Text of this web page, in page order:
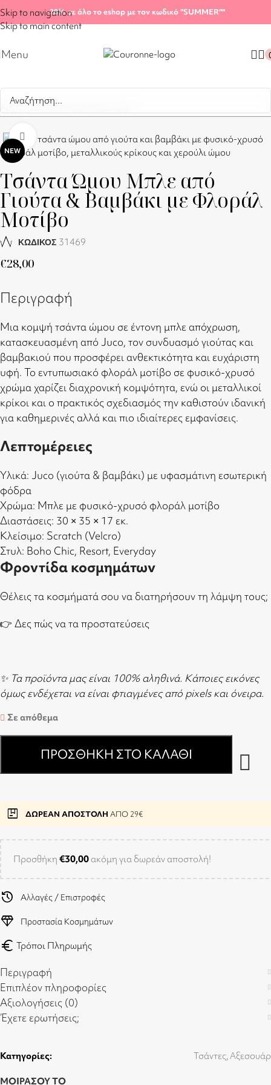
Skip to navigation
Skip to main content
-20%σε όλο το eshop με τον κωδικό "SUMMER""
Menu
Αρχική σελίδα
NEW
Click to enlarge
Τσάντα Ώμου Μπλε από
Γιούτα & Βαμβάκι με Φλοράλ
Μοτίβο
ΚΩΔΙΚΟΣ 31469
€28,00
Περιγραφή
Μια κομψή τσάντα ώμου σε έντονη μπλε απόχρωση,
κατασκευασμένη από Juco, τον συνδυασμό γιούτας και
βαμβακιού που προσφέρει ανθεκτικότητα και ευχάριστη
υφή. Το εντυπωσιακό φλοράλ μοτίβο σε φυσικό-χρυσό
χρώμα χαρίζει διαχρονική κομψότητα, ενώ οι μεταλλικοί
κρίκοι και ο πρακτικός σχεδιασμός την καθιστούν ιδανική
για καθημερινές αλλά και πιο ιδιαίτερες εμφανίσεις.
Λεπτομέρειες
Υλικά: Juco (γιούτα & βαμβάκι) με υφασμάτινη εσωτερική
φόδρα
Χρώμα: Μπλε με φυσικό-χρυσό φλοράλ μοτίβο
Διαστάσεις: 30 × 35 × 17 εκ.
Κλείσιμο: Scratch (Velcro)
Στυλ: Boho Chic, Resort, Everyday
Φροντίδα κοσμημάτων
Θέλεις τα κοσμήματά σου να διατηρήσουν τη λάμψη τους;
👉 Δες πώς να τα προστατεύσεις
✨ Τα προϊόντα μας είναι 100% αληθινά. Κάποιες εικόνες
όμως ενδέχεται να είναι φτιαγμένες από pixels και όνειρα.
Σε απόθεμα
ΠΡΟΣΘΉΚΗ ΣΤΟ ΚΑΛΆΘΙ
package ΔΩΡΕΑΝ ΑΠΟΣΤΟΛΗ ΑΠΟ 29€
Προσθήκη €30,00 ακόμη για δωρεάν αποστολή!
history Αλλαγές / Επιστροφές
diamond Προστασία Κοσμημάτων
euro Τρόποι Πληρωμής
Περιγραφή
Επιπλέον πληροφορίες
Αξιολογήσεις (0)
Έχετε ερωτήσεις;
Κατηγορίες: Τσάντες,Αξεσουάρ
ΜΟΙΡΑΣΟΥ ΤΟ